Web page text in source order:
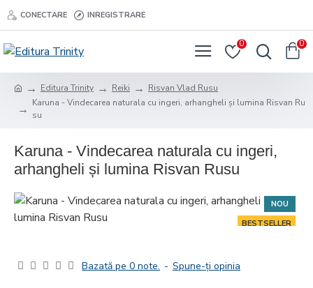
CONECTARE INREGISTRARE
0 0
Editura Trinity Reiki
Risvan Vlad Rusu
Karuna - Vindecarea naturala cu ingeri, arhangheli și lumina Risvan Ru
su
Karuna - Vindecarea naturala cu ingeri,
arhangheli și lumina Risvan Rusu
NOU
BESTSELLER
Bazată pe 0 note. - Spune-ţi opinia